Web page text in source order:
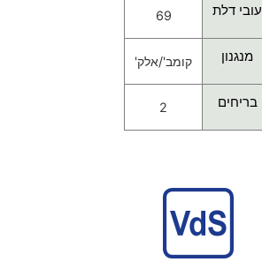
עובי דלת 69
מנגנון קומב'/אלק'
בריחים 2